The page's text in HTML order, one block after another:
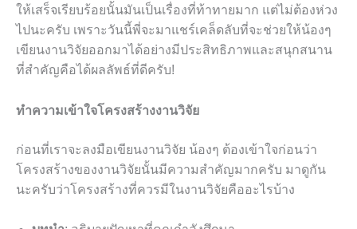
ให้เสร็จเรียบร้อยนั้นมันเป็นเรื่องที่ท้าทายมาก แต่ไม่ต้องห่วง
ไปนะครับ เพราะวันนี้พี่จะมาแชร์เคล็ดลับที่จะช่วยให้น้องๆ
เขียนงานวิจัยออกมาได้อย่างมีประสิทธิภาพและสนุกสนาน
ที่สำคัญคือได้ผลลัพธ์ที่ดีครับ!
ทำความเข้าใจโครงสร้างงานวิจัย
ก่อนที่เราจะลงมือเขียนงานวิจัย น้องๆ ต้องเข้าใจก่อนว่า
โครงสร้างของงานวิจัยนั้นมีความสำคัญมากครับ มาดูกัน
นะครับว่าโครงสร้างที่ควรมีในงานวิจัยคืออะไรบ้าง